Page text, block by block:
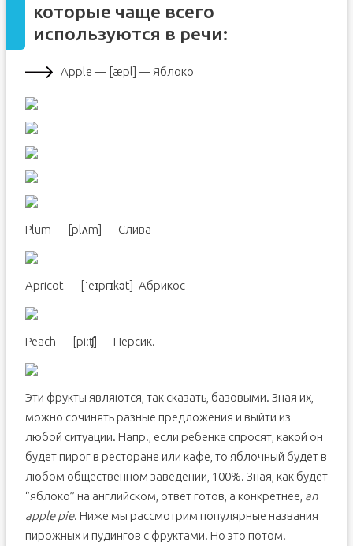
которые чаще всего
используются в речи:
Apple — [æpl] — Яблоко
Plum — [plʌm] — Слива
Apricot — [ˈeɪprɪkɔt]- Абрикос
Peach — [piːʧ] — Персик.
Эти фрукты являются, так сказать, базовыми. Зная их,
можно сочинять разные предложения и выйти из
любой ситуации. Напр., если ребенка спросят, какой он
будет пирог в ресторане или кафе, то яблочный будет в
любом общественном заведении, 100%. Зная, как будет
‘’яблоко’’ на английском, ответ готов, а конкретнее, an
apple pie. Ниже мы рассмотрим популярные названия
пирожных и пудингов с фруктами. Но это потом.